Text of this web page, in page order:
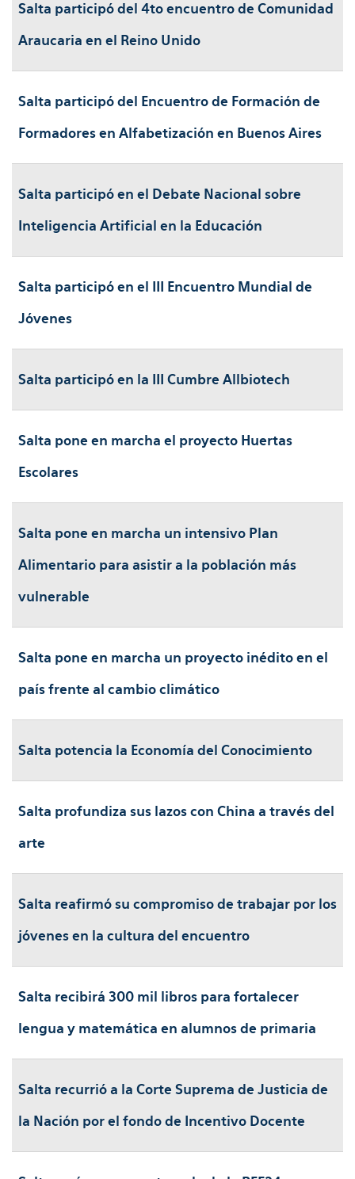
Salta participó del 4to encuentro de Comunidad
Araucaria en el Reino Unido
Salta participó del Encuentro de Formación de
Formadores en Alfabetización en Buenos Aires
Salta participó en el Debate Nacional sobre
Inteligencia Artificial en la Educación
Salta participó en el III Encuentro Mundial de
Jóvenes
Salta participó en la III Cumbre Allbiotech
Salta pone en marcha el proyecto Huertas
Escolares
Salta pone en marcha un intensivo Plan
Alimentario para asistir a la población más
vulnerable
Salta pone en marcha un proyecto inédito en el
país frente al cambio climático
Salta potencia la Economía del Conocimiento
Salta profundiza sus lazos con China a través del
arte
Salta reafirmó su compromiso de trabajar por los
jóvenes en la cultura del encuentro
Salta recibirá 300 mil libros para fortalecer
lengua y matemática en alumnos de primaria
Salta recurrió a la Corte Suprema de Justicia de
la Nación por el fondo de Incentivo Docente